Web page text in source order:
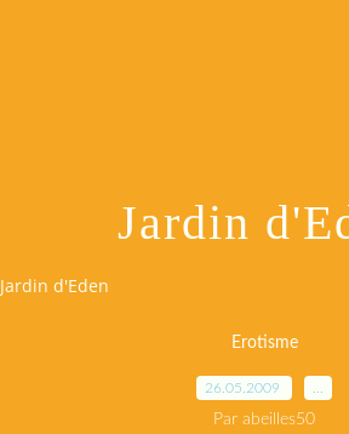
Jardin
Jardin d'Eden
Erotisme
26.05.2009
Par abeilles50